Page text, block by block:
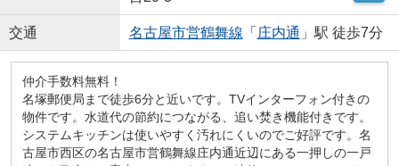
交通 名古屋市営鶴舞線 「 庄内通 」駅 徒歩7分
仲介手数料無料！
名塚郵便局まで徒歩6分と近いです。TVインターフォン付きの
物件です。水道代の節約につながる、追い焚き機能付きです。
システムキッチンは使いやすく汚れにくいのでご好評です。名
古屋市西区の名古屋市営鶴舞線庄内通近辺にある一押しの一戸